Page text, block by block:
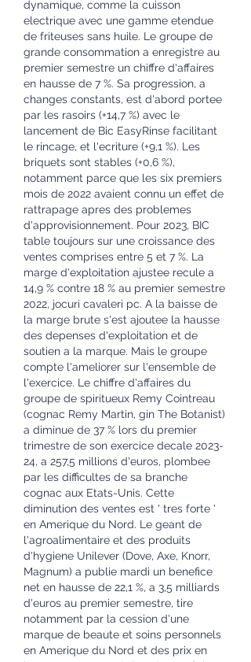
dynamique, comme la cuisson
electrique avec une gamme etendue
de friteuses sans huile. Le groupe de
grande consommation a enregistre au
premier semestre un chiffre d'affaires
en hausse de 7 %. Sa progression, a
changes constants, est d'abord portee
par les rasoirs (+14,7 %) avec le
lancement de Bic EasyRinse facilitant
le rincage, et l'ecriture (+9,1 %). Les
briquets sont stables (+0,6 %),
notamment parce que les six premiers
mois de 2022 avaient connu un effet de
rattrapage apres des problemes
d'approvisionnement. Pour 2023, BIC
table toujours sur une croissance des
ventes comprises entre 5 et 7 %. La
marge d'exploitation ajustee recule a
14,9 % contre 18 % au premier semestre
2022, jocuri cavaleri pc. A la baisse de
la marge brute s'est ajoutee la hausse
des depenses d'exploitation et de
soutien a la marque. Mais le groupe
compte l'ameliorer sur l'ensemble de
l'exercice. Le chiffre d'affaires du
groupe de spiritueux Remy Cointreau
(cognac Remy Martin, gin The Botanist)
a diminue de 37 % lors du premier
trimestre de son exercice decale 2023-
24, a 257,5 millions d'euros, plombee
par les difficultes de sa branche
cognac aux Etats-Unis. Cette
diminution des ventes est ' tres forte '
en Amerique du Nord. Le geant de
l'agroalimentaire et des produits
d'hygiene Unilever (Dove, Axe, Knorr,
Magnum) a publie mardi un benefice
net en hausse de 22,1 %, a 3,5 milliards
d'euros au premier semestre, tire
notamment par la cession d'une
marque de beaute et soins personnels
en Amerique du Nord et des prix en